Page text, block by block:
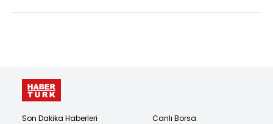
Son Dakika Haberleri
Canlı Borsa